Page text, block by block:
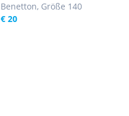
Benetton, Größe 140
€ 20